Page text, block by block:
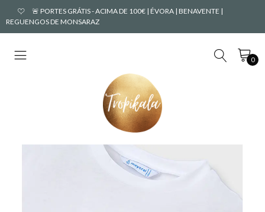
🚨 PORTES GRÁTIS - ACIMA DE 100€ | ÉVORA | BENAVENTE |
REGUENGOS DE MONSARAZ
0